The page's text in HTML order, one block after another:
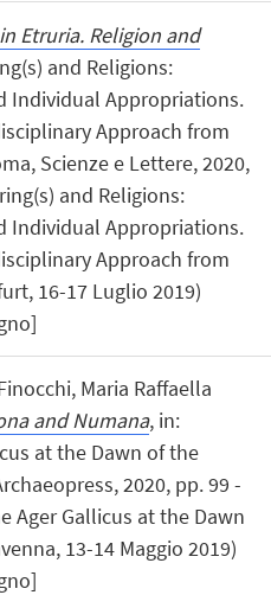
Etruria. Religion and
and Religions:
Individual Appropriations.
Approach from
Scienze e Lettere, 2020,
and Religions:
Individual Appropriations.
Approach from
16-17 Luglio 2019)
Maria Raffaella
and Numana, in:
at the Dawn of the
2020, pp. 99 -
Ager Gallicus at the Dawn
13-14 Maggio 2019)